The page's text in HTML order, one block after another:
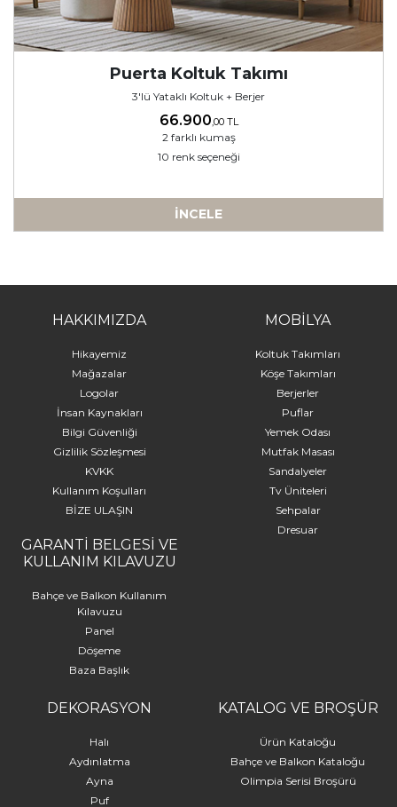
Puerta Koltuk Takımı
3'lü Yataklı Koltuk + Berjer
66.900,00 TL
2 farklı kumaş
10 renk seçeneği
İNCELE
-
HAKKIMIZDA
Hikayemiz
Mağazalar
Logolar
İnsan Kaynakları
Bilgi Güvenliği
Gizlilik Sözleşmesi
KVKK
Kullanım Koşulları
BİZE ULAŞIN
GARANTİ BELGESİ VE
KULLANIM KILAVUZU
Bahçe ve Balkon Kullanım
Kılavuzu
Panel
Döşeme
Baza Başlık
MOBİLYA
Koltuk Takımları
Köşe Takımları
Berjerler
Puflar
Yemek Odası
Mutfak Masası
Sandalyeler
Tv Üniteleri
Sehpalar
Dresuar
DEKORASYON
Halı
Aydınlatma
Ayna
Puf
KATALOG VE BROŞÜR
Ürün Kataloğu
Bahçe ve Balkon Kataloğu
Olimpia Serisi Broşürü